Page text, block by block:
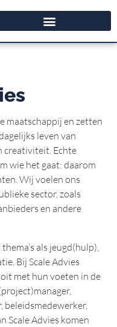
maatschappij en zetten
leven van
creativiteit. Echte
wie het gaat: daarom
Wij voelen ons
sector, zoals
en andere
als jeugd(hulp),
Bij Scale Advies
met hun voeten in de
beleidsmedewerker,
Scale Advies komen